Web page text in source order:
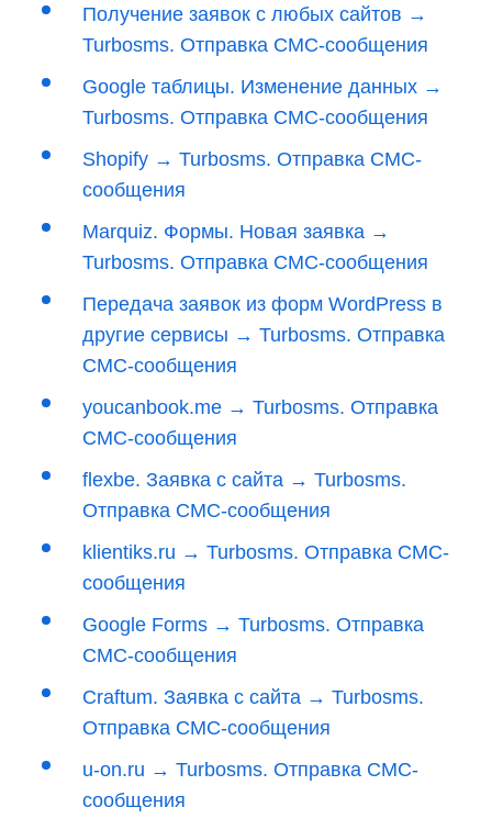
Получение заявок с любых сайтов →
Turbosms. Отправка СМС-сообщения
Google таблицы. Изменение данных →
Turbosms. Отправка СМС-сообщения
Shopify → Turbosms. Отправка СМС-
сообщения
Marquiz. Формы. Новая заявка →
Turbosms. Отправка СМС-сообщения
Передача заявок из форм WordPress в
другие сервисы → Turbosms. Отправка
СМС-сообщения
youcanbook.me → Turbosms. Отправка
СМС-сообщения
flexbe. Заявка с сайта → Turbosms.
Отправка СМС-сообщения
klientiks.ru → Turbosms. Отправка СМС-
сообщения
Google Forms → Turbosms. Отправка
СМС-сообщения
Craftum. Заявка с сайта → Turbosms.
Отправка СМС-сообщения
u-on.ru → Turbosms. Отправка СМС-
сообщения